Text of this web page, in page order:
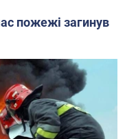
пожежі загинув